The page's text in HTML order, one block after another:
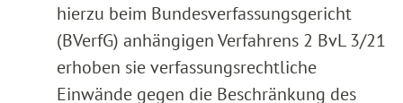
hierzu beim Bundesverfassungsgericht
(BVerfG) anhängigen Verfahrens 2 BvL 3/21
erhoben sie verfassungsrechtliche
Einwände gegen die Beschränkung des